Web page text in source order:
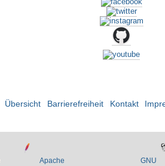
Übersicht Barrierefreiheit Kontakt
Apache GNU